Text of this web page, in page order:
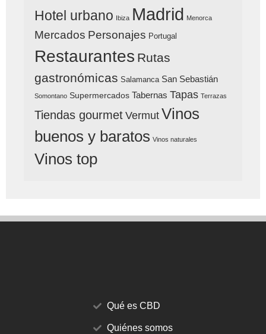
Hotel urbano Ibiza Madrid Menorca
Mercados Personajes Portugal
Restaurantes Rutas
gastronómicas Salamanca San Sebastián
Somontano Supermercados Tabernas Tapas Terrazas
Tiendas gourmet Vermut Vinos
buenos y baratos Vinos naturales
Vinos top
Qué es CBD
Quiénes somos